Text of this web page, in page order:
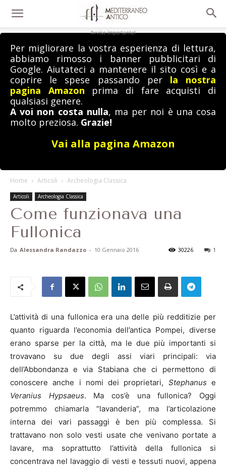
Avviso importante!
Per migliorare la vostra esperienza di lettura,
abbiamo rimosso i banner pubblicitari di
Google. Aiutateci a mantenere il sito così e a
coprire le spese passando per la nostra
pagina Amazon prima di fare acquisti di
qualsiasi genere.
A voi non costa nulla, ma per noi è una cosa
molto preziosa. Grazie!
Vai alla pagina Amazon
Home Articoli Archeologia Classica
Articoli Archeologia Classica
Come funzionava una
Fullonica
Da Alessandra Randazzo - 10 Gennaio 2016 1
30226
L’attività di una fullonica era una delle più redditizie per
quanto riguarda l’economia dell’antica Pompei, diverse
erano sparse per la città, ma le due più importanti si
trovavano su due degli assi viari principali: via
dell’Abbondanza e via Stabiana che ci permettono di
conoscere anche i nomi dei proprietari, Stephanus e
Veranius Hypsaeus. Ma cos’è una fullonica? Oggi
potremmo chiamarla “lavanderia”, ma l’articolazione
interna dei vari passaggi è ben più complessa. Si
trattavano non solo vesti usate che venivano portate a
lavare, ma soprattutto l’attività della fullonica si
concentrava nel lavaggio di vesti e tessuti nuovi, appena